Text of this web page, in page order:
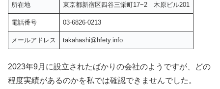
所在地 東京都新宿区四谷三栄町17−2 木原ビル201
電話番号 03-6826-0213
メールアドレス takahashi@hfety.info
2023年9月に設立されたばかりの会社のようですが、どの
程度実績があるのかを私では確認できませんでした。